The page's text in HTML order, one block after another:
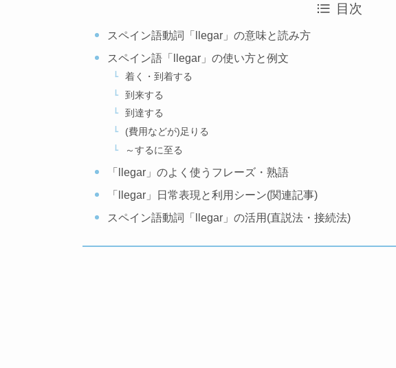
目次
スペイン語動詞「llegar」の意味と読み方
スペイン語「llegar」の使い方と例文
着く・到着する
到来する
到達する
(費用などが)足りる
～するに至る
「llegar」のよく使うフレーズ・熟語
「llegar」日常表現と利用シーン(関連記事)
スペイン語動詞「llegar」の活用(直説法・接続法)